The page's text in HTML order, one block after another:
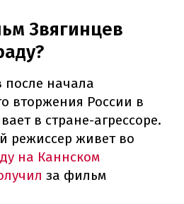
Звягинцев
после начала
вторжения России в
в стране-агрессоре.
режиссер живет во
на Каннском
за фильм